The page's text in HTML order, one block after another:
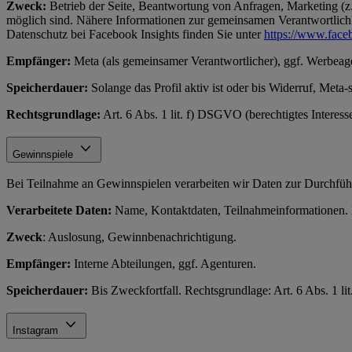
Zweck: Betrieb der Seite, Beantwortung von Anfragen, Marketing
möglich sind. Nähere Informationen zur gemeinsamen
Datenschutz bei Facebook Insights finden Sie unterhttps://
Empfänger: Meta (als gemeinsamer Verantwortlicher), ggf.
Speicherdauer: Solange das Profil aktiv ist oder bis Widerruf,
Rechtsgrundlage: Art. 6 Abs. 1 lit. f) DSGVO (berechtigtes
Gewinnspiele
Bei Teilnahme an Gewinnspielen verarbeiten wir Daten zur
Verarbeitete Daten: Name, Kontaktdaten,
Zweck: Auslosung, Gewinnbenachrichtigung.
Empfänger: Interne Abteilungen, ggf. Agenturen.
Speicherdauer: Bis Zweckfortfall. Rechtsgrundlage: Art. 6 Abs. 1
Instagram